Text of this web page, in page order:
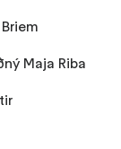
Maja Riba